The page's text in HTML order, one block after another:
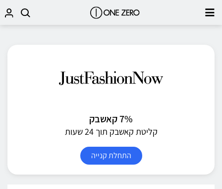
7% קאשבק
קליטת קאשבק תוך 24 שעות
התחלת קנייה